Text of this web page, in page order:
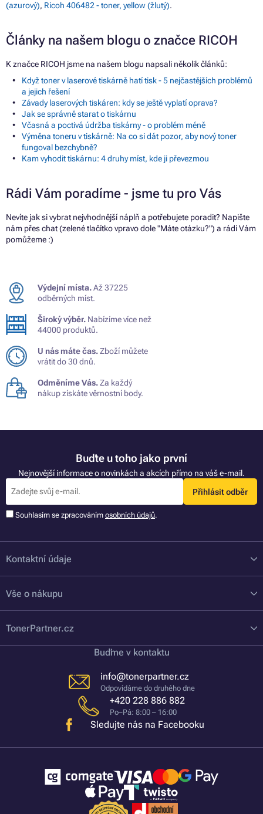
(azurový), Ricoh 406482 - toner, yellow (žlutý).
Články na našem blogu o značce RICOH
K značce RICOH jsme na našem blogu napsali několik článků:
Když toner v laserové tiskárně hatí tisk - 5 nejčastějších problémů
a jejich řešení
Závady laserových tiskáren: kdy se ještě vyplatí oprava?
Jak se správně starat o tiskárnu
Včasná a poctivá údržba tiskárny - o problém méně
Výměna toneru v tiskárně: Na co si dát pozor, aby nový toner
fungoval bezchybně?
Kam vyhodit tiskárnu: 4 druhy míst, kde ji převezmou
Rádi Vám poradíme - jsme tu pro Vás
Nevíte jak si vybrat nejvhodnější náplň a potřebujete poradit? Napište
nám přes chat (zelené tlačítko vpravo dole "Máte otázku?") a rádi Vám
pomůžeme :)
Výdejní místa.Až 37225
odběrných míst.
Široký výběr. Nabízíme více než
44000 produktů.
U nás máte čas.Zboží můžete
vrátit do 30 dnů.
Odměníme Vás.Za každý
nákup získáte věrnostní body.
Buďte u toho jako první
Nejnovější informace o novinkách a akcích přímo na váš e-mail.
Přihlásit odběr
Souhlasím se zpracováním osobních údajů.
Kontaktní údaje
Vše o nákupu
TonerPartner.cz
Buďme v kontaktu
info@tonerpartner.cz
Odpovídáme do druhého dne
+420 228 886 882
Po–Pá: 8:00 – 16:00
Sledujte nás na Facebooku